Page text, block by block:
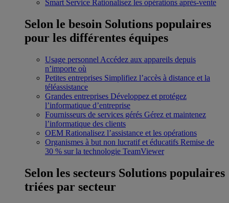
Smart Service Rationalisez les opérations après-vente
Selon le besoin Solutions populaires
pour les différentes équipes
Usage personnel Accédez aux appareils depuis
n’importe où
Petites entreprises Simplifiez l’accès à distance et la
téléassistance
Grandes entreprises Développez et protégez
l’informatique d’entreprise
Fournisseurs de services gérés Gérez et maintenez
l’informatique des clients
OEM Rationalisez l’assistance et les opérations
Organismes à but non lucratif et éducatifs Remise de
30 % sur la technologie TeamViewer
Selon les secteurs Solutions populaires
triées par secteur